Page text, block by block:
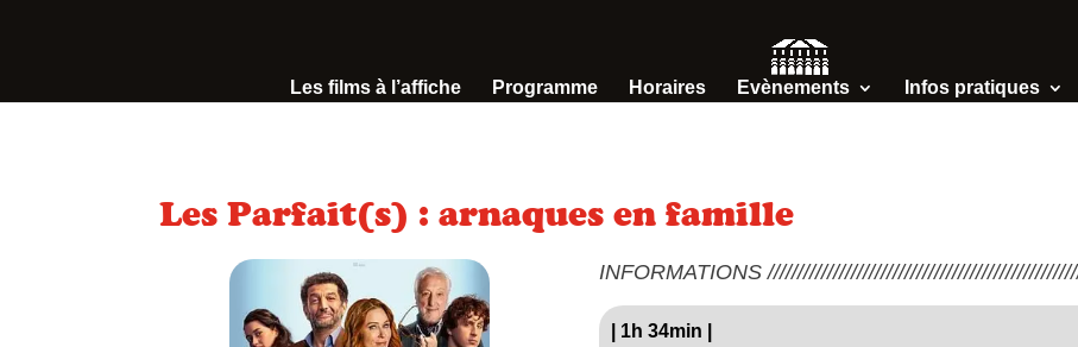
Les films à l’affiche Programme Horaires Evènements Infos pratiques
Les Parfait(s) : arnaques en famille
INFORMATIONS
1h 34min